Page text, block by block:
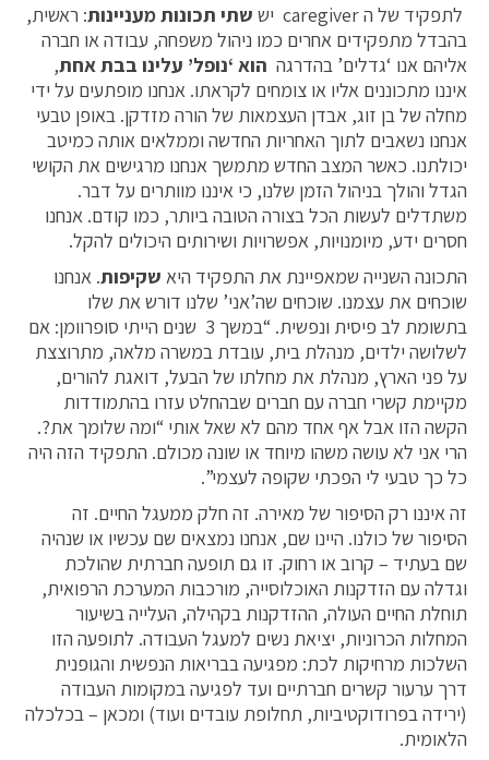
לתפקיד של ה caregiver יש
שתי תכונות מעניינות: ראשית,
בהבדל מתפקידים אחרים כמו ניהול משפחה, עבודה או חברה
אליהם אנו ‘גדלים’ בהדרגה הוא ‘נופל’ עלינו בבת אחת,
איננו מתכוננים אליו או צומחים לקראתו. אנחנו מופתעים על ידי
מחלה של בן זוג, אבדן העצמאות של הורה מזדקן. באופן טבעי
אנחנו נשאבים לתוך האחריות החדשה וממלאים אותה כמיטב
יכולתנו. כאשר המצב החדש מתמשך אנחנו מרגישים את הקושי
הגדל והולך בניהול הזמן שלנו, כי איננו מוותרים על דבר.
משתדלים לעשות הכל בצורה הטובה ביותר, כמו קודם. אנחנו
חסרים ידע, מיומנויות, אפשרויות ושירותים היכולים להקל.
התכונה השנייה שמאפיינת את התפקיד היא שקיפות. אנחנו
שוכחים את עצמנו. שוכחים שה’אני’ שלנו דורש את שלו
בתשומת לב פיסית ונפשית. “במשך 3 שנים הייתי סופרוומן: אם
לשלושה ילדים, מנהלת בית, עובדת במשרה מלאה, מתרוצצת
על פני הארץ, מנהלת את מחלתו של הבעל, דואגת להורים,
מקיימת קשרי חברה עם חברים שבהחלט עזרו בהתמודדות
הקשה הזו אבל אף אחד מהם לא שאל אותי “ומה שלומך את?.
הרי אני לא עושה משהו מיוחד או שונה מכולם. התפקיד הזה היה
כל כך טבעי לי הפכתי שקופה לעצמי”.
זה איננו רק הסיפור של מאירה. זה חלק ממעגל החיים. זה
הסיפור של כולנו. היינו שם, אנחנו נמצאים שם עכשיו או שנהיה
שם בעתיד – קרוב או רחוק. זו גם תופעה חברתית שהולכת
וגדלה עם הזדקנות האוכלוסייה, מורכבות המערכת הרפואית,
תוחלת החיים העולה, ההזדקנות בקהילה, העלייה בשיעור
המחלות הכרוניות, יציאת נשים למעגל העבודה. לתופעה הזו
השלכות מרחיקות לכת: מפגיעה בבריאות הנפשית והגופנית
דרך ערעור קשרים חברתיים ועד לפגיעה במקומות העבודה
(ירידה בפרודוקטיביות, תחלופת עובדים ועוד) ומכאן – בכלכלה
הלאומית.